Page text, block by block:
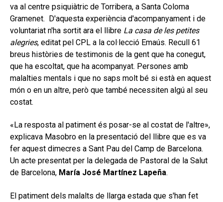
va al centre psiquiàtric de Torribera, a Santa Coloma
Gramenet. D'aquesta experiència d'acompanyament i de
voluntariat n'ha sortit ara el llibre La casa de les petites
alegries, editat pel CPL a la col·lecció Emaús. Recull 61
breus històries de testimonis de la gent que ha conegut,
que ha escoltat, que ha acompanyat. Persones amb
malalties mentals i que no saps molt bé si està en aquest
món o en un altre, però que també necessiten algú al seu
costat.
«La resposta al patiment és posar-se al costat de l'altre»,
explicava Masobro en la presentació del llibre que es va
fer aquest dimecres a Sant Pau del Camp de Barcelona.
Un acte presentat per la delegada de Pastoral de la Salut
de Barcelona, María José Martínez Lapeña.
El patiment dels malalts de llarga estada que s'han fet